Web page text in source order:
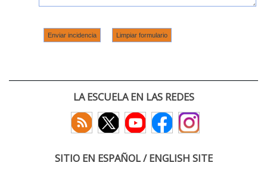
LA ESCUELA EN LAS REDES
SITIO EN ESPAÑOL / ENGLISH SITE